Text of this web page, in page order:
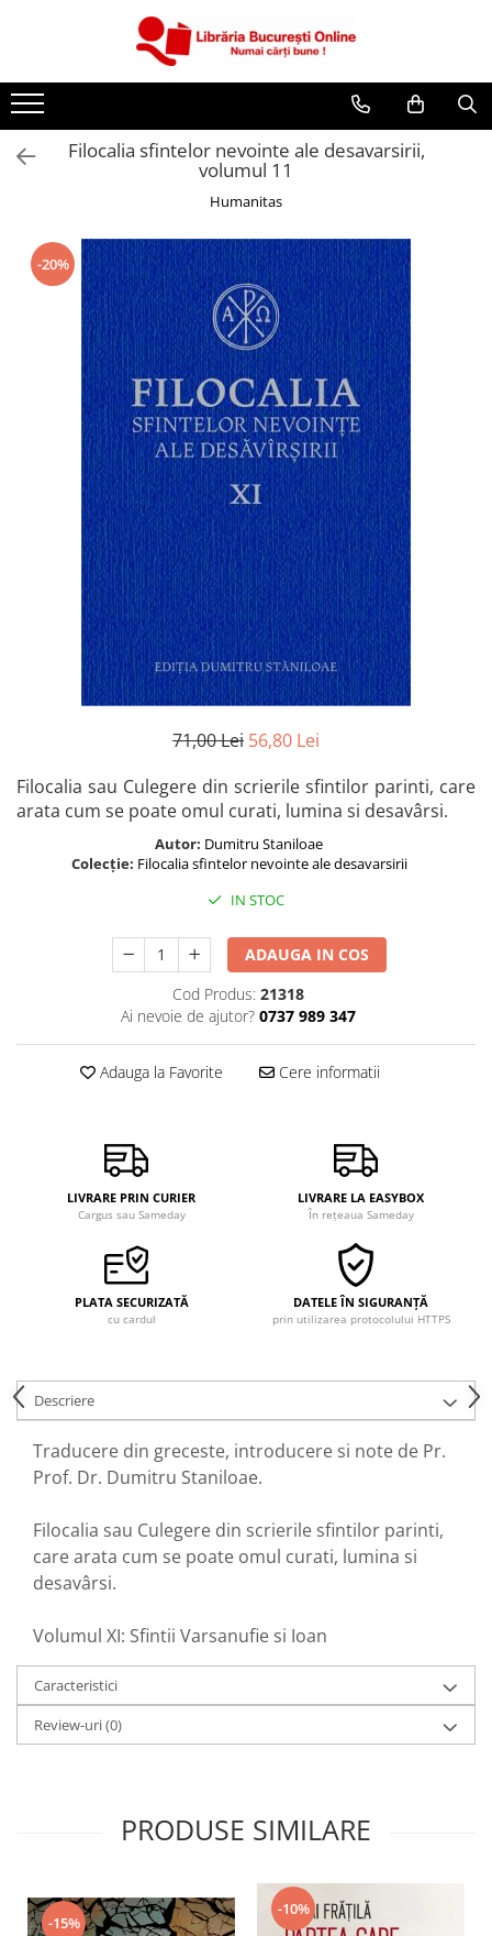
Artă și Enciclopedii
Beletristică
Cărți pentru tineri
Creșterea copilului
Dezvoltare Personală
Diete și Fitness
Familie și Cuplu
Hobby și Divertisment
Istorie și Civilizații
Istorie și Conspirații
Manuale și Dicționare
Medicină și Sănătate
Practic. Casă și Grădina
Psihologie
Spiritualitate
Științe Sociale si Umaniste
Filocalia sfintelor nevointe ale desavarsirii,
volumul 11
Humanitas
-20%
71,00 Lei 56,80 Lei
Filocalia sau Culegere din scrierile sfintilor parinti, care
arata cum se poate omul curati, lumina si desavârsi.
Autor: Dumitru Staniloae
Colecție: Filocalia sfintelor nevointe ale desavarsirii
IN STOC
ADAUGA IN COS
Cod Produs: 21318
Ai nevoie de ajutor? 0737 989 347
Adauga la Favorite Cere informatii
LIVRARE PRIN CURIER
Cargus sau Sameday
LIVRARE LA EASYBOX
În rețeaua Sameday
PLATA SECURIZATĂ
cu cardul
DATELE ÎN SIGURANȚĂ
prin utilizarea protocolului HTTPS
Descriere
Traducere din greceste, introducere si note de Pr.
Prof. Dr. Dumitru Staniloae.
Filocalia sau Culegere din scrierile sfintilor parinti,
care arata cum se poate omul curati, lumina si
desavârsi.
Volumul XI: Sfintii Varsanufie si Ioan
Caracteristici
Review-uri(0)
PRODUSE SIMILARE
-15%
-10%